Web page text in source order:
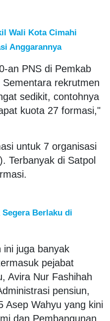
Wali Kota Cimahi
Anggarannya
an PNS di Pemkab
rekrutmen
sedikit, contohnya
kuota 27 formasi,"
untuk 7 organisasi
Terbanyak di Satpol
Berlaku di
ini juga banyak
pejabat
Avira Nur Fashihah
pensiun,
Asep Wahyu yang kini
dan Pembangunan